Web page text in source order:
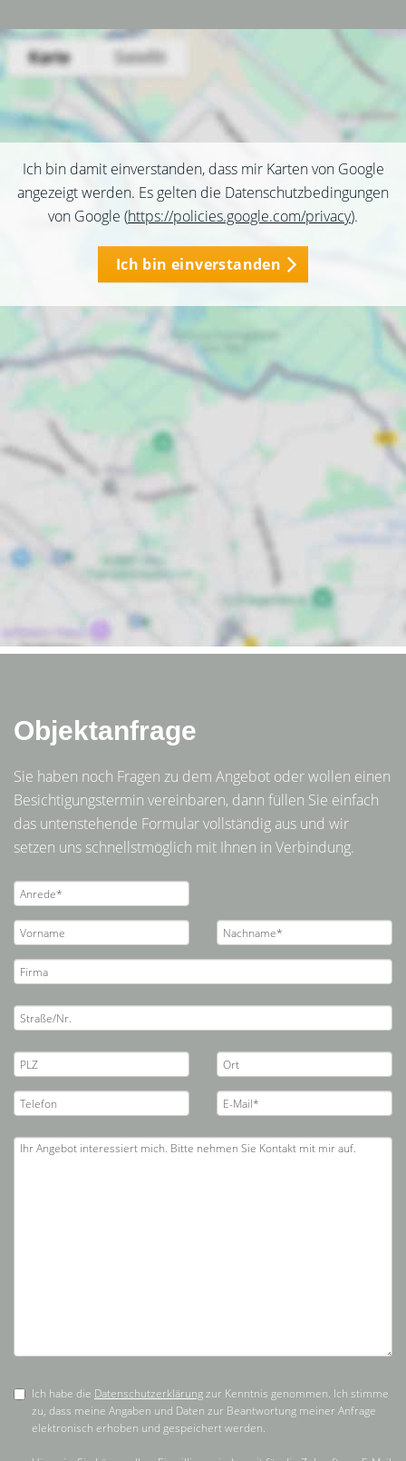
Ich bin damit einverstanden, dass mir Karten von Google
angezeigt werden. Es gelten die Datenschutzbedingungen
von Google (https://policies.google.com/privacy).
Ich bin einverstanden
Objektanfrage
Sie haben noch Fragen zu dem Angebot oder wollen einen
Besichtigungstermin vereinbaren, dann füllen Sie einfach
das untenstehende Formular vollständig aus und wir
setzen uns schnellstmöglich mit Ihnen in Verbindung.
Ich habe die Datenschutzerklärungzur Kenntnis genommen. Ich stimme
zu, dass meine Angaben und Daten zur Beantwortung meiner Anfrage
elektronisch erhoben und gespeichert werden.